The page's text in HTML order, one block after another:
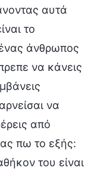
αυτά
το
άνθρωπος
να κάνεις
να
από
πω το εξής:
του είναι